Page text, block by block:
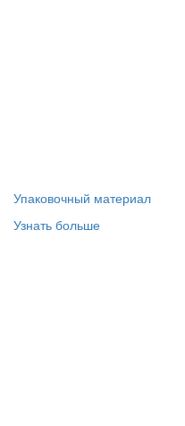
Упаковочный материал
Узнать больше